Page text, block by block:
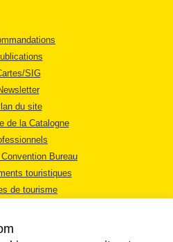
SIG
du site
de la Catalogne
Bureau
touristiques
de tourisme